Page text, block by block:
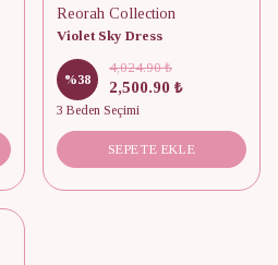
Reorah Collection
Violet Sky Dress
%38
4,024.90 ₺
2,500.90 ₺
3 Beden Seçimi
SEPETE EKLE